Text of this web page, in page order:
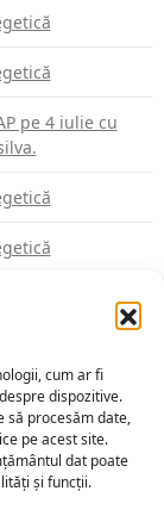
cum ar fi
dispozitive.
să procesăm date,
pe acest site.
dat poate
și funcții.
pe 4 iulie cu